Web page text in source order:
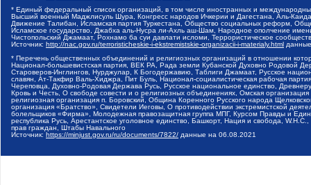
* Единый федеральный список организаций, в том числе иностранных и
Высший военный Маджлисуль Шура, Конгресс народов Ичкерии и Дагестана, Аль-
Движение Талибан, Исламская партия Туркестана, Общество социальных реформ,
Исламское государство, Джабха аль-Нусра ли-Ахль аш-Шам, Народное ополчение
Чистопольский Джамаат, Рохнамо ба суи давлати исломи, Террористическое
Источник: http://nac.gov.ru/terroristicheskie-i-ekstremistskie-organizacii-i-materialy.html
* Перечень общественных объединений и религиозных организаций в отношении
Национал-большевистская партия, ВЕК РА, Рада земли Кубанской Духовно Родовой
Староверов-Инглингов, Нурджулар, К Богодержавию, Таблиги Джамаат, Русское
славян, Ат-Такфир Валь-Хиджра, Пит Буль, Национал-социалистическая рабочая
Череповца, Духовно-Родовая Держава Русь, Русское национальное единство,
Кровь и Честь, О свободе совести и о религиозных объединениях, Омская
религиозная организация п. Боровский, Община Коренного Русского народа
организация «Братство», Свидетели Иеговы, О противодействии экстремистской
болельщиков «Фирма», Молодежная правозащитная группа МПГ, Курсом Правды и
республика Русь, Арестантское уголовное единство, Башкорт, Нация и свобода,
прав граждан, Штабы Навального
Источник: https://minjust.gov.ru/ru/documents/7822/ данные на 06.08.2021